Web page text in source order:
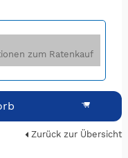
zum Ratenkauf
Zurück zur Übersicht